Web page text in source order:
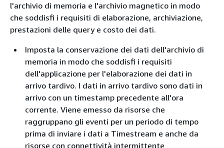
l'archivio di memoria e l'archivio magnetico in modo
che soddisfi i requisiti di elaborazione, archiviazione,
prestazioni delle query e costo dei dati.
Imposta la conservazione dei dati dell'archivio di
memoria in modo che soddisfi i requisiti
dell'applicazione per l'elaborazione dei dati in
arrivo tardivo. I dati in arrivo tardivo sono dati in
arrivo con un timestamp precedente all'ora
corrente. Viene emesso da risorse che
raggruppano gli eventi per un periodo di tempo
prima di inviare i dati a Timestream e anche da
risorse con connettività intermittente